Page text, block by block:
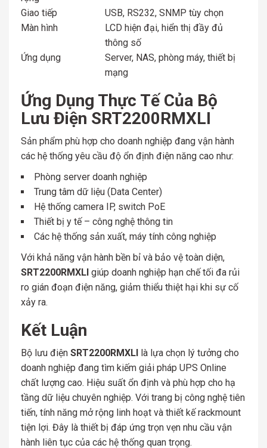
Giao tiếp
USB, RS232, SNMP tùy chọn
Màn hình
LCD hiện đại, hiển thị đầy đủ
thông số
Ứng dụng
Server, NAS, phòng máy, thiết bị
mạng
Ứng Dụng Thực Tế Của Bộ
Lưu Điện SRT2200RMXLI
Sản phẩm phù hợp cho doanh nghiệp đang vận hành
các hệ thống yêu cầu độ ổn định điện năng cao như:
Phòng server doanh nghiệp
Trung tâm dữ liệu (Data Center)
Hệ thống camera IP, switch PoE
Thiết bị y tế – công nghệ thông tin
Các hệ thống sản xuất, máy tính công nghiệp
Với khả năng vận hành bền bỉ và bảo vệ toàn diện,
SRT2200RMXLI giúp doanh nghiệp hạn chế tối đa rủi
ro gián đoạn điện năng, giảm thiểu thiệt hại khi sự cố
xảy ra.
Kết Luận
Bộ lưu điện SRT2200RMXLI là lựa chọn lý tưởng cho
doanh nghiệp đang tìm kiếm giải pháp UPS Online
chất lượng cao. Hiệu suất ổn định và phù hợp cho hạ
tầng dữ liệu chuyên nghiệp. Với trang bị công nghệ tiên
tiến, tính năng mở rộng linh hoạt và thiết kế rackmount
tiện lợi. Đây là thiết bị đáp ứng trọn vẹn nhu cầu vận
hành liên tục của các hệ thống quan trọng.